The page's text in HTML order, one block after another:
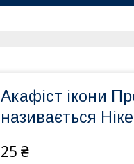
Акафіст ікони
називається
25 ₴